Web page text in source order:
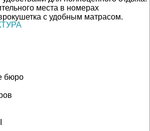
места в номерах
с удобным матрасом.
бюро